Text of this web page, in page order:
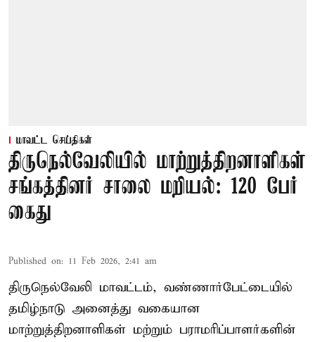
மாவட்ட செய்திகள்
திருநெல்வேலியில் மாற்றுத்திறனாளிகள்
சங்கத்தினர் சாலை மறியல்: 120 பேர்
கைது
Published on: 11 Feb 2026, 2:41 am
திருநெல்வேலி மாவட்டம், வண்ணார்பேட்டையில்
தமிழ்நாடு அனைத்து வகையான
மாற்றுத்திறனாளிகள் மற்றும் பராமரிப்பாளர்களின்